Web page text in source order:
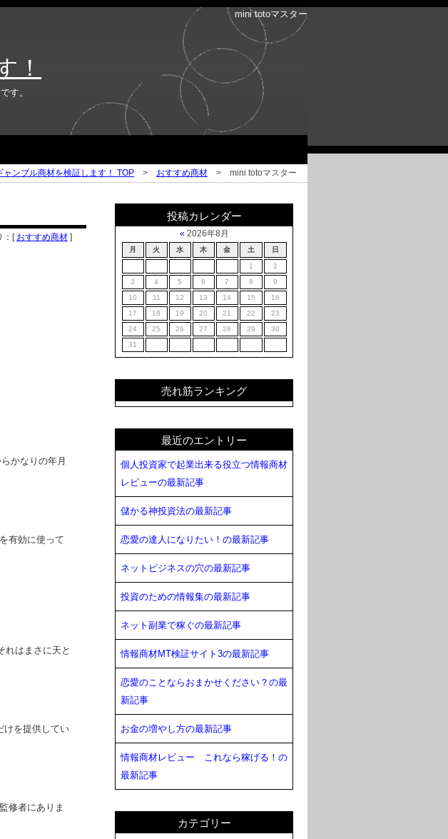
mini totoマスター
！
す。
ャンブル商材を検証します！ TOP > おすすめ商材 > mini totoマスター
：[ おすすめ商材 ]
かなりの年月
有効に使って
はまさに天と
けを提供してい
修者にありま
投稿カレンダー
« 2026年8月
月 火 水 木 金 土 日
1
2
3
4 5 6 7 8
9
10
11 12 13 14 15
16
17
18 19 20 21 22
23
24
25 26 27 28 29
30
31
売れ筋ランキング
最近のエントリー
個人投資家で起業出来る役立つ情報商材
レビューの最新記事
儲かる神投資法の最新記事
恋愛の達人になりたい！の最新記事
ネットビジネスの穴の最新記事
投資のための情報集の最新記事
ネット副業で稼ぐの最新記事
情報商材MT検証サイト3の最新記事
恋愛のことならおまかせください？の最
新記事
お金の増やし方の最新記事
情報商材レビュー これなら稼げる！の
最新記事
カテゴリー